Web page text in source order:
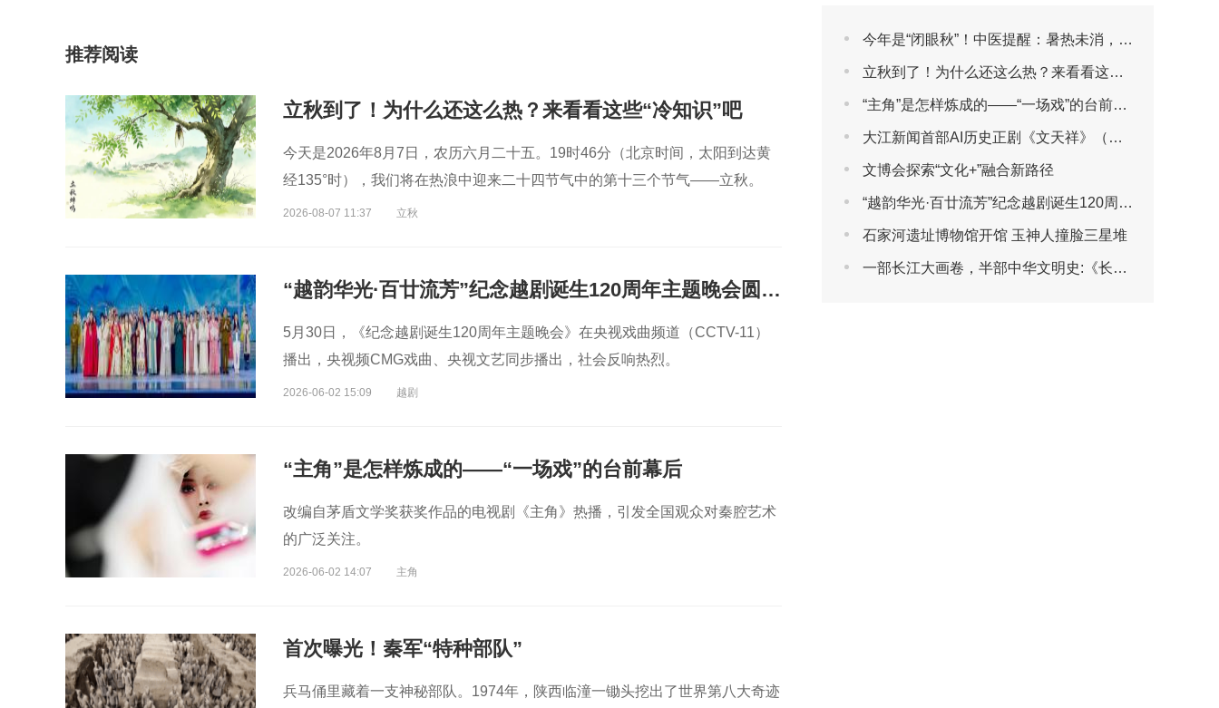
推荐阅读
立秋到了！为什么还这么热？来看看这些“冷知识”吧
今天是2026年8月7日，农历六月二十五。19时46分（北京时间，太阳到达黄
经135°时），我们将在热浪中迎来二十四节气中的第十三个节气——立秋。
2026-08-07 11:37 立秋
“越韵华光·百廿流芳”纪念越剧诞生120周年主题晚会圆满播出
5月30日，《纪念越剧诞生120周年主题晚会》在央视戏曲频道（CCTV-11）
播出，央视频CMG戏曲、央视文艺同步播出，社会反响热烈。
2026-06-02 15:09 越剧
“主角”是怎样炼成的——“一场戏”的台前幕后
改编自茅盾文学奖获奖作品的电视剧《主角》热播，引发全国观众对秦腔艺术
的广泛关注。
2026-06-02 14:07 主角
首次曝光！秦军“特种部队”
兵马俑里藏着一支神秘部队。1974年，陕西临潼一锄头挖出了世界第八大奇迹
今年是“闭眼秋”！中医提醒：暑热未消，先别急着贴秋膘
立秋到了！为什么还这么热？来看看这些“冷知识”吧
“主角”是怎样炼成的——“一场戏”的台前幕后
大江新闻首部AI历史正剧《文天祥》（第一集）
文博会探索“文化+”融合新路径
“越韵华光·百廿流芳”纪念越剧诞生120周年主题晚会圆满播出
石家河遗址博物馆开馆 玉神人撞脸三星堆
一部长江大画卷，半部中华文明史:《长江文明大画卷》特刊全球首发